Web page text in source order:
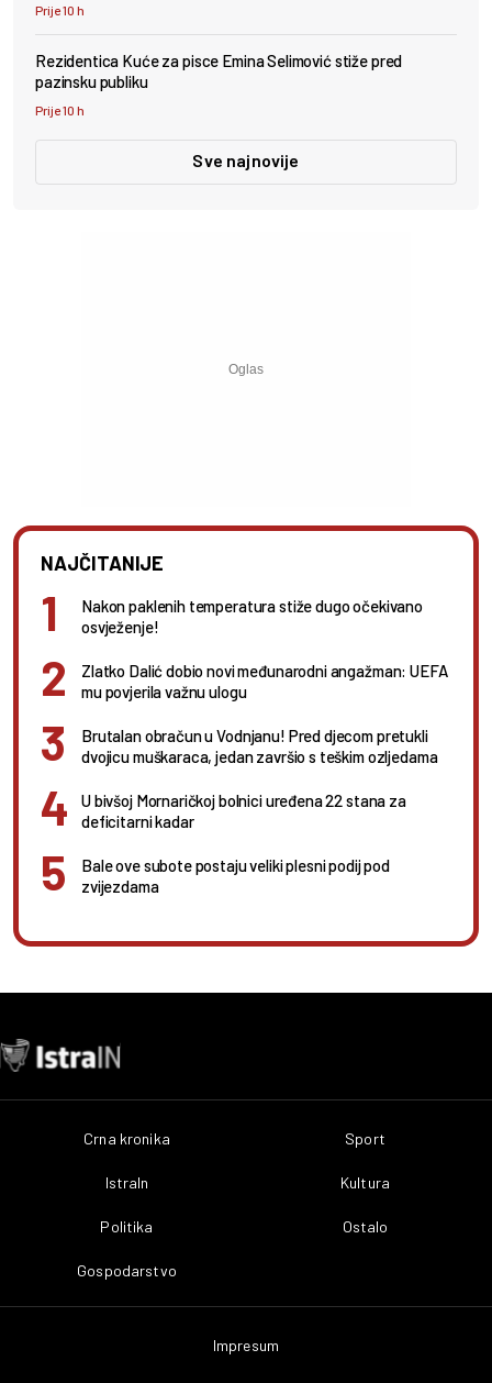
Prije 10 h
Rezidentica Kuće za pisce Emina Selimović stiže pred
pazinsku publiku
Prije 10 h
Sve najnovije
NAJČITANIJE
Nakon paklenih temperatura stiže dugo očekivano
osvježenje!
Zlatko Dalić dobio novi međunarodni angažman: UEFA
mu povjerila važnu ulogu
Brutalan obračun u Vodnjanu! Pred djecom pretukli
dvojicu muškaraca, jedan završio s teškim ozljedama
U bivšoj Mornaričkoj bolnici uređena 22 stana za
deficitarni kadar
Bale ove subote postaju veliki plesni podij pod
zvijezdama
Crna kronika
IstraIn
Politika
Gospodarstvo
Sport
Kultura
Ostalo
Impresum